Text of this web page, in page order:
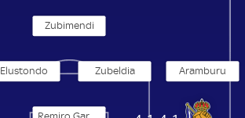
Aramburu
Zubeldia
Elustondo
Zubimendi